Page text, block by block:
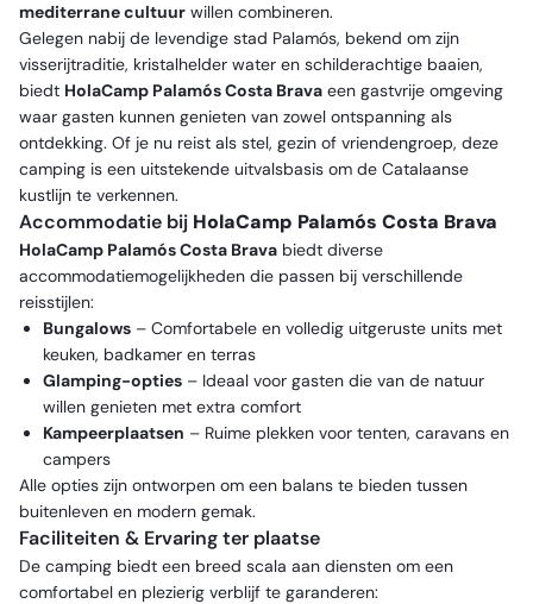
mediterrane cultuur willen combineren.
Gelegen nabij de levendige stad Palamós, bekend om zijn
visserijtraditie, kristalhelder water en schilderachtige baaien,
biedt HolaCamp Palamós Costa Brava een gastvrije omgeving
waar gasten kunnen genieten van zowel ontspanning als
ontdekking. Of je nu reist als stel, gezin of vriendengroep, deze
camping is een uitstekende uitvalsbasis om de Catalaanse
kustlijn te verkennen.
Accommodatie bij HolaCamp Palamós Costa Brava
HolaCamp Palamós Costa Brava biedt diverse
accommodatiemogelijkheden die passen bij verschillende
reisstijlen:
Bungalows – Comfortabele en volledig uitgeruste units met
keuken, badkamer en terras
Glamping-opties – Ideaal voor gasten die van de natuur
willen genieten met extra comfort
Kampeerplaatsen – Ruime plekken voor tenten, caravans en
campers
Alle opties zijn ontworpen om een balans te bieden tussen
buitenleven en modern gemak.
Faciliteiten & Ervaring ter plaatse
De camping biedt een breed scala aan diensten om een
comfortabel en plezierig verblijf te garanderen: